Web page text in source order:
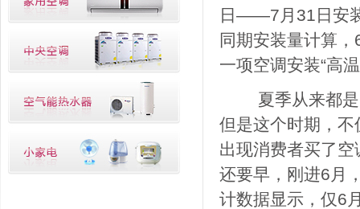
日——7月31日安
同期安装量计算
一项空调安装“高
夏季从来都是空
但是这个时期，不
出现消费者买了
还要早，刚进6月
计数据显示，仅6